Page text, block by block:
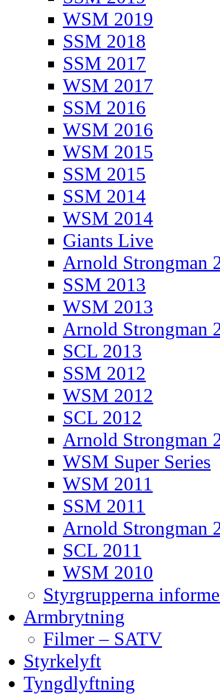
WSM 2019
SSM 2018
SSM 2017
WSM 2017
SSM 2016
WSM 2016
WSM 2015
SSM 2015
SSM 2014
WSM 2014
Giants Live
Arnold Strongman
SSM 2013
WSM 2013
Arnold Strongman
SCL 2013
SSM 2012
WSM 2012
SCL 2012
Arnold Strongman
WSM Super Series
WSM 2011
SSM 2011
Arnold Strongman
SCL 2011
WSM 2010
Styrgrupperna
Armbrytning
Filmer – SATV
Styrkelyft
Tyngdlyftning